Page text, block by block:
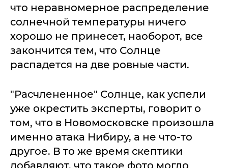
что неравномерное распределение
солнечной температуры ничего
хорошо не принесет, наоборот, все
закончится тем, что Солнце
распадется на две ровные части.
"Расчлененное" Солнце, как успели
уже окрестить эксперты, говорит о
том, что в Новомосковске произошла
именно атака Нибиру, а не что-то
другое. В то же время скептики
добавляют, что такое фото могло